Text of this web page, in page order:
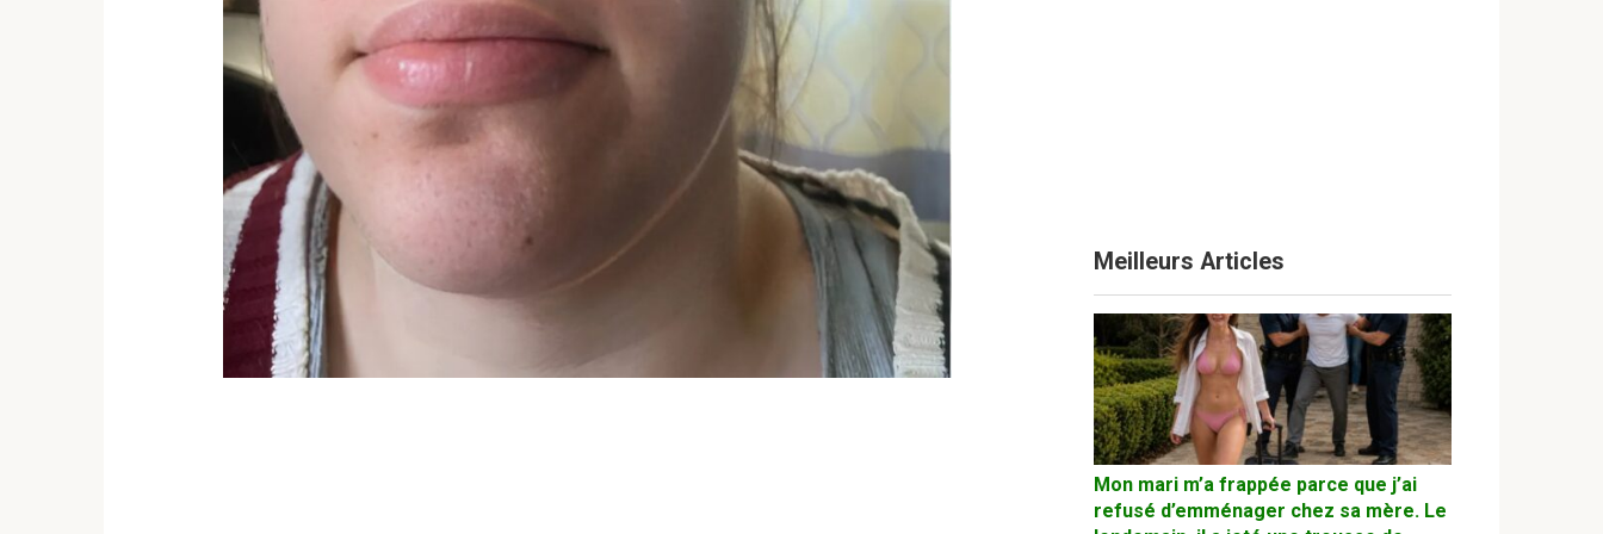
Meilleurs Articles
Mon mari m’a frappée parce que j’ai
refusé d’emménager chez sa mère. Le